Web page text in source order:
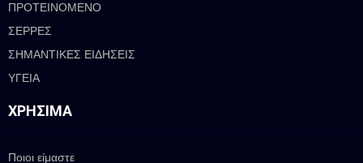
ΠΡΟΤΕΙΝΟΜΕΝΟ
ΣΕΡΡΕΣ
ΣΗΜΑΝΤΙΚΕΣ ΕΙΔΗΣΕΙΣ
ΥΓΕΙΑ
ΧΡΉΣΙΜΑ
Ποιοι είμαστε